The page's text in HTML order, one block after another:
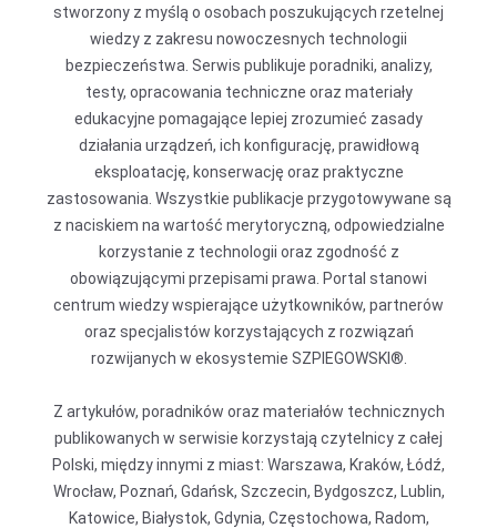
stworzony z myślą o osobach poszukujących rzetelnej
wiedzy z zakresu nowoczesnych technologii
bezpieczeństwa. Serwis publikuje poradniki, analizy,
testy, opracowania techniczne oraz materiały
edukacyjne pomagające lepiej zrozumieć zasady
działania urządzeń, ich konfigurację, prawidłową
eksploatację, konserwację oraz praktyczne
zastosowania. Wszystkie publikacje przygotowywane są
z naciskiem na wartość merytoryczną, odpowiedzialne
korzystanie z technologii oraz zgodność z
obowiązującymi przepisami prawa. Portal stanowi
centrum wiedzy wspierające użytkowników, partnerów
oraz specjalistów korzystających z rozwiązań
rozwijanych w ekosystemie SZPIEGOWSKI®.
Z artykułów, poradników oraz materiałów technicznych
publikowanych w serwisie korzystają czytelnicy z całej
Polski, między innymi z miast: Warszawa, Kraków, Łódź,
Wrocław, Poznań, Gdańsk, Szczecin, Bydgoszcz, Lublin,
Katowice, Białystok, Gdynia, Częstochowa, Radom,